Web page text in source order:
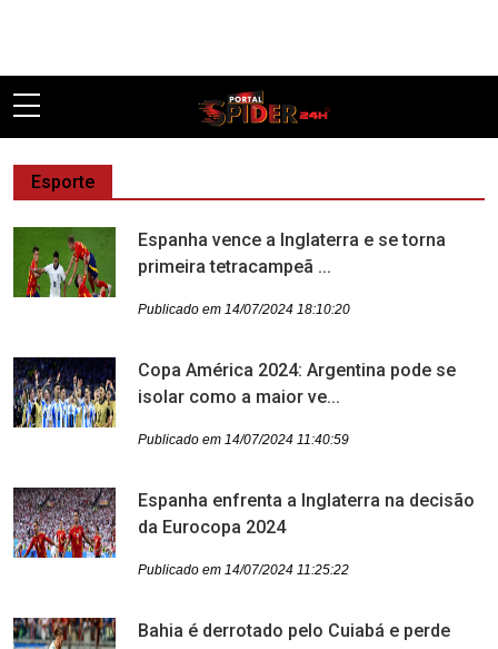
Esporte
Espanha vence a Inglaterra e se torna
primeira tetracampeã ...
Publicado em 14/07/2024 18:10:20
Copa América 2024: Argentina pode se
isolar como a maior ve...
Publicado em 14/07/2024 11:40:59
Espanha enfrenta a Inglaterra na decisão
da Eurocopa 2024
Publicado em 14/07/2024 11:25:22
Bahia é derrotado pelo Cuiabá e perde